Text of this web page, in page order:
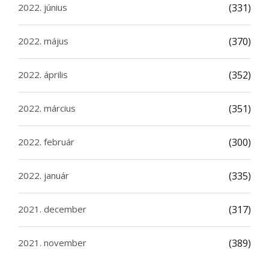
2022. június (331)
2022. május (370)
2022. április (352)
2022. március (351)
2022. február (300)
2022. január (335)
2021. december (317)
2021. november (389)